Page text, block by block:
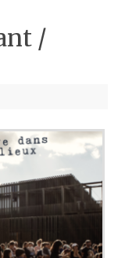
/